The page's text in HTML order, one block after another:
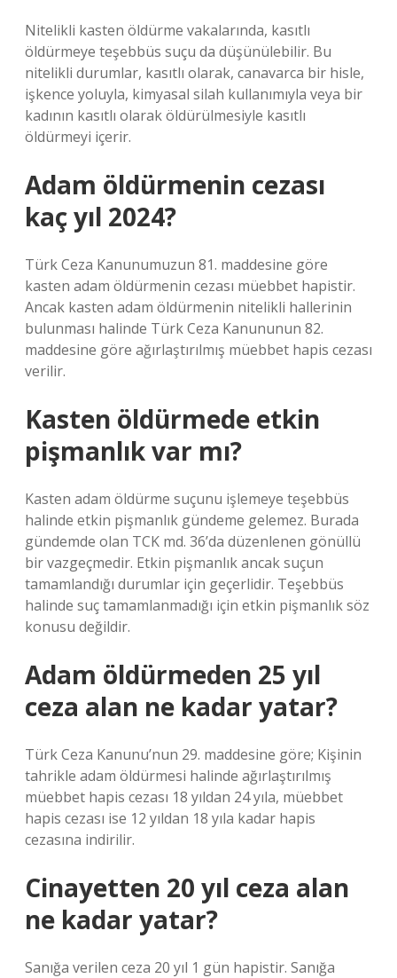
Nitelikli kasten öldürme vakalarında, kasıtlı
öldürmeye teşebbüs suçu da düşünülebilir. Bu
nitelikli durumlar, kasıtlı olarak, canavarca bir hisle,
işkence yoluyla, kimyasal silah kullanımıyla veya bir
kadının kasıtlı olarak öldürülmesiyle kasıtlı
öldürmeyi içerir.
Adam öldürmenin cezası
kaç yıl 2024?
Türk Ceza Kanunumuzun 81. maddesine göre
kasten adam öldürmenin cezası müebbet hapistir.
Ancak kasten adam öldürmenin nitelikli hallerinin
bulunması halinde Türk Ceza Kanununun 82.
maddesine göre ağırlaştırılmış müebbet hapis cezası
verilir.
Kasten öldürmede etkin
pişmanlık var mı?
Kasten adam öldürme suçunu işlemeye teşebbüs
halinde etkin pişmanlık gündeme gelemez. Burada
gündemde olan TCK md. 36’da düzenlenen gönüllü
bir vazgeçmedir. Etkin pişmanlık ancak suçun
tamamlandığı durumlar için geçerlidir. Teşebbüs
halinde suç tamamlanmadığı için etkin pişmanlık söz
konusu değildir.
Adam öldürmeden 25 yıl
ceza alan ne kadar yatar?
Türk Ceza Kanunu’nun 29. maddesine göre; Kişinin
tahrikle adam öldürmesi halinde ağırlaştırılmış
müebbet hapis cezası 18 yıldan 24 yıla, müebbet
hapis cezası ise 12 yıldan 18 yıla kadar hapis
cezasına indirilir.
Cinayetten 20 yıl ceza alan
ne kadar yatar?
Sanığa verilen ceza 20 yıl 1 gün hapistir. Sanığa